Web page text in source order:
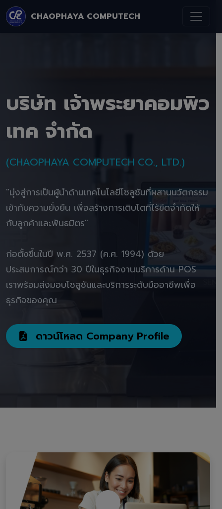
CHAOPHAYA COMPUTECH
บริษัท เจ้าพระยาคอมพิว
เทค จำกัด
(CHAOPHAYA COMPUTECH CO., LTD.)
"มุ่งสู่การเป็นผู้นำด้านเทคโนโลยีโซลูชันที่ผสานนวัตกรรม
เข้ากับความยั่งยืน เพื่อสร้างการเติบโตที่ไร้ขีดจำกัดให้
กับลูกค้าและพันธมิตร"
ก่อตั้งขึ้นในปี พ.ศ. 2537 (ค.ศ. 1994) ด้วย
ประสบการณ์กว่า 30 ปีในธุรกิจงานบริการด้าน POS
เราพร้อมส่งมอบโซลูชันและบริการระดับมืออาชีพเพื่อ
ธุรกิจของคุณ
ดาวน์โหลด Company Profile